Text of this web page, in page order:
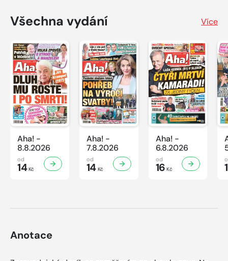
Všechna vydání Více
Aha! -
8.8.2026
od
14Kč
Aha! -
7.8.2026
od
14Kč
Aha! -
6.8.2026
od
16 Kč
Anotace